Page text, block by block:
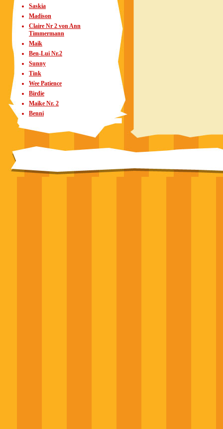
Saskia
Madison
Claire Nr 2 von Ann
Timmermann
Maik
Ben-Lui Nr.2
Sunny
Tink
Wee Patience
Birdie
Maike Nr. 2
Benni